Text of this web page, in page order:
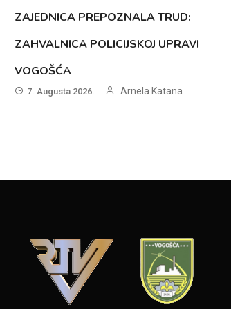
ZAJEDNICA PREPOZNALA TRUD:
ZAHVALNICA POLICIJSKOJ UPRAVI
VOGOŠĆA
7. Augusta 2026. Arnela Katana